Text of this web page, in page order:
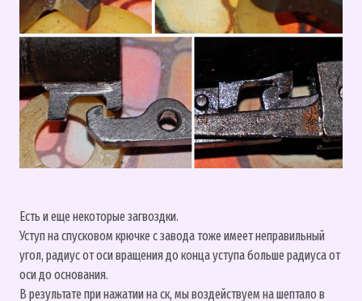
Есть и еще некоторые загвоздки.
Уступ на спусковом крючке с завода тоже имеет неправильный
угол, радиус от оси вращения до конца уступа больше радиуса от
оси до основания.
В результате при нажатии на ск, мы воздействуем на шептало в